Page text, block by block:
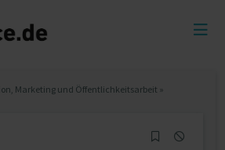
Marketing und Öffentlichkeitsarbeit »